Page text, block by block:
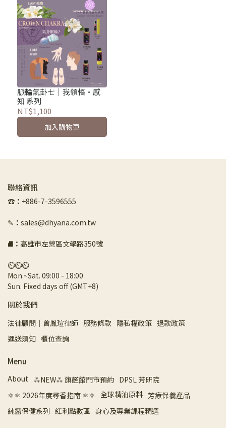
脈輪氣卦七｜我領悟·感
知 系列
NT$1,100
加入購物車
聯絡資訊
☎︎ ： +886-7-3596555
✎ ： sales@dhyana.com.tw
⛘ ： 高雄市左營區文學路350號
⏲︎⏲︎⏲︎
Mon.~Sat. 09:00 - 18:00
Sun. Fixed days off (GMT+8)
關於我們
法律顧問｜曾胤瑄律師 服務條款 隱私權政策 退款政策
運送須知 櫃位查詢
Menu
About ⁂NEW⁂ 旗艦館門市預約 DPSL 芳研院
⚛︎⚛︎ 2026年度尋香指南 ⚛︎⚛︎ 全球精油原料 芳療保養產品
純露保健系列 紅利點數區 身心及專業課程精選